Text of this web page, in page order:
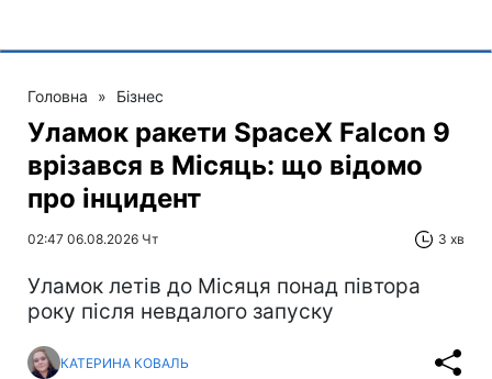
Головна » Бізнес
Уламок ракети SpaceX Falcon 9
врізався в Місяць: що відомо
про інцидент
02:47 06.08.2026 Чт 3 хв
Уламок летів до Місяця понад півтора
року після невдалого запуску
КАТЕРИНА КОВАЛЬ